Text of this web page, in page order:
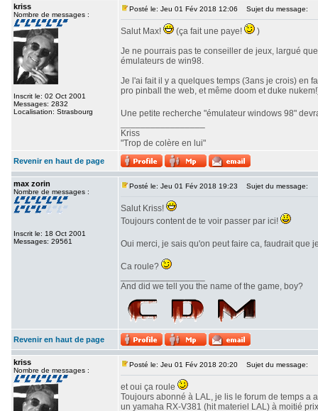
kriss
Nombre de messages :
Inscrit le: 02 Oct 2001
Messages: 2832
Localisation: Strasbourg
Posté le: Jeu 01 Fév 2018 12:06 Sujet du message:
Salut Max! (ça fait une paye!
)
Je ne pourrais pas te conseiller de jeux, largué
émulateurs de win98.
Je l'ai fait il y a quelques temps (3ans je crois) en
pro pinball the web, et même doom et duke
Une petite recherche "émulateur windows 98"
Kriss
"Trop de colère en lui"
Revenir en haut de page
max zorin
Nombre de messages :
Inscrit le: 18 Oct 2001
Messages: 29561
Posté le: Jeu 01 Fév 2018 19:23 Sujet du message:
Salut Kriss!
Toujours content de te voir passer par ici!
Oui merci, je sais qu'on peut faire ca, faudrait
Ca roule?
And did we tell you the name of the game, boy?
Revenir en haut de page
kriss
Nombre de messages :
Posté le: Jeu 01 Fév 2018 20:20 Sujet du message:
et oui ça roule
Toujours abonné à LAL, je lis le forum de temps a
un yamaha RX-V381 (hit materiel LAL) à moitié